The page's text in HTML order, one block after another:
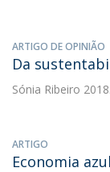
ARTIGO DE OPINIÃO
Da
Sónia Ribeiro
ARTIGO
Economia